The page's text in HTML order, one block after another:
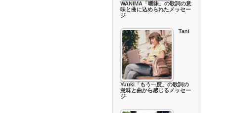
WANIMA「曖昧」の歌詞の意
味と曲に込められたメッセー
ジ
Tani
Yuuki「もう一度」の歌詞の
意味と曲から感じるメッセー
ジ